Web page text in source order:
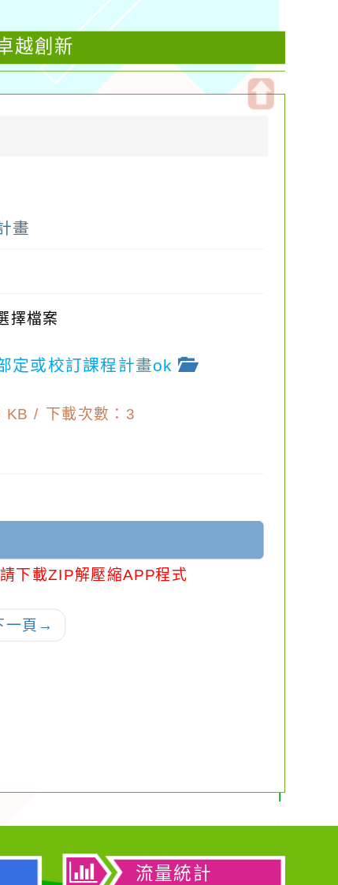
越創新
畫
擇檔案
定或校訂課程計畫ok
KB / 下載次數：3
下載ZIP解壓縮APP程式
一頁 →
流量統計